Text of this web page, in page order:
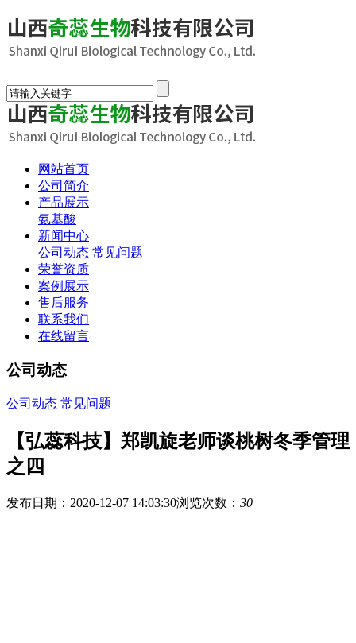
网站首页
公司简介
产品展示
氨基酸
新闻中心
公司动态 常见问题
荣誉资质
案例展示
售后服务
联系我们
在线留言
公司动态
公司动态 常见问题
【弘蕊科技】郑凯旋老师谈桃树冬季管理
之四
发布日期：2020-12-07 14:03:30浏览次数： 30